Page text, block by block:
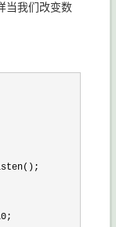
当我们改变数
;